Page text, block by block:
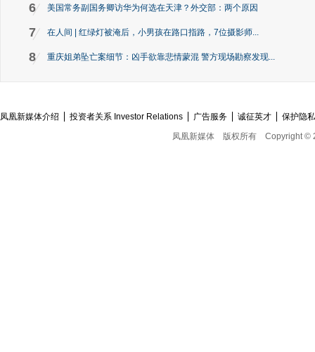
6 美国常务副国务卿访华为何选在天津？外交部：两个原因
7 在人间 | 红绿灯被淹后，小男孩在路口指路，7位摄影师...
8 重庆姐弟坠亡案细节：凶手欲靠悲情蒙混 警方现场勘察发现...
凤凰新媒体介绍 投资者关系 Investor Relations 广告服务 诚征英才
保护隐
凤凰新媒体
版权所有 Copyright ©